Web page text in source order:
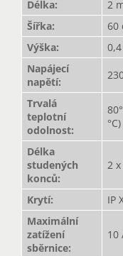
Délka:
2
Šířka:
60
Výška:
Napájecí
napětí:
Trvalá
teplotní
odolnost:
°C)
Délka
studených
konců:
2
Krytí:
IP
Maximální
zatížení
sběrnice:
10